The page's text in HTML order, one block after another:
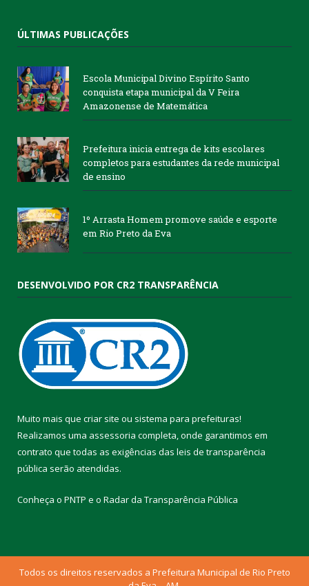
ÚLTIMAS PUBLICAÇÕES
Escola Municipal Divino Espírito Santo
conquista etapa municipal da V Feira
Amazonense de Matemática
Prefeitura inicia entrega de kits escolares
completos para estudantes da rede municipal
de ensino
1º Arrasta Homem promove saúde e esporte
em Rio Preto da Eva
DESENVOLVIDO POR CR2 TRANSPARÊNCIA
Muito mais que criar site ou sistema para prefeituras!
Realizamos uma assessoria completa, onde garantimos em
contrato que todas as exigências das leis de transparência
pública serão atendidas.
Conheça o PNTP e o Radar da Transparência Pública
Todos os direitos reservados a Prefeitura Municipal de Rio Preto